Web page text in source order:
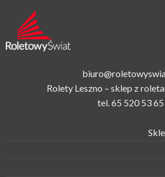
Rolety Leszno – sklep z
tel.65 520 53 65